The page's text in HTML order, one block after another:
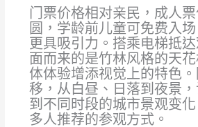
门票价格相对亲民，成人
圆，学龄前儿童可免费入
更具吸引力。搭乘电梯抵
面而来的是竹林风格的天
体体验增添视觉上的特色
移，从白昼、日落到夜景
到不同时段的城市景观变
多人推荐的参观方式。